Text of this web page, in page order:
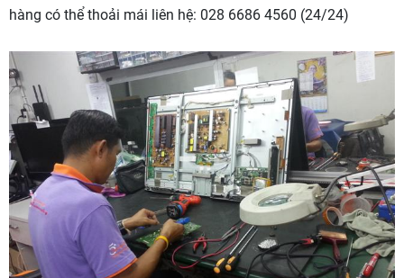
hàng có thể thoải mái liên hệ: 028 6686 4560 (24/24)